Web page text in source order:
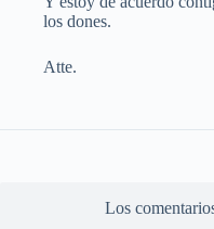
los dones.
Atte.
Los